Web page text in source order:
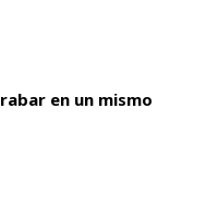
en un mismo